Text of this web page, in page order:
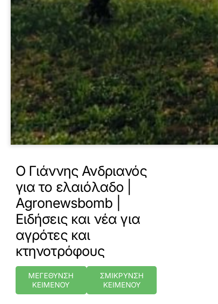
Ο Γιάννης Ανδριανός
για το ελαιόλαδο |
Agronewsbomb |
Ειδήσεις και νέα για
αγρότες και
κτηνοτρόφους
ΜΕΓΕΘΥΝΣΗ
ΚΕΙΜΕΝΟΥ
ΣΜΙΚΡΥΝΣΗ
ΚΕΙΜΕΝΟΥ